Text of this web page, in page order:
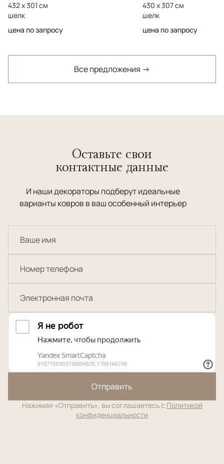
432 x 301 см
шелк
цена по запросу
430 x 307 см
шелк
цена по запросу
Все предложения →
Оставьте свои
контактные данные
И наши декораторы подберут идеальные
варианты ковров в ваш особенный интерьер
Отправить
Нажимая «Отправить», вы соглашаетесь с Политикой
конфиденциальности